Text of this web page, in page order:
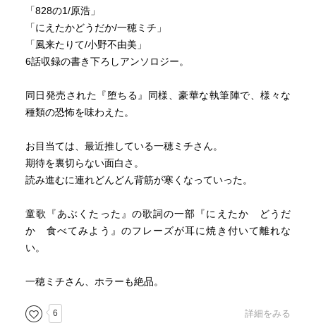
「828の1/原浩」
「にえたかどうだか/一穂ミチ」
「風来たりて/小野不由美」
6話収録の書き下ろしアンソロジー。
同日発売された『堕ちる』同様、豪華な執筆陣で、様々な
種類の恐怖を味わえた。
お目当ては、最近推している一穂ミチさん。
期待を裏切らない面白さ。
読み進むに連れどんどん背筋が寒くなっていった。
童歌『あぶくたった』の歌詞の一部『にえたか どうだ
か 食べてみよう』のフレーズが耳に焼き付いて離れな
い。
一穂ミチさん、ホラーも絶品。
6 詳細をみる